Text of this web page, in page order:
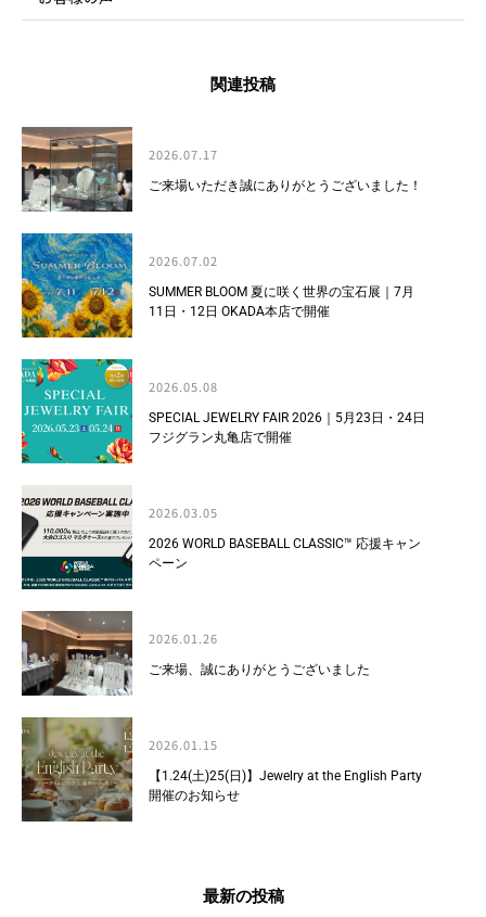
関連投稿
2026.07.17
ご来場いただき誠にありがとうございました！
2026.07.02
SUMMER BLOOM 夏に咲く世界の宝石展｜7月
11日・12日 OKADA本店で開催
2026.05.08
SPECIAL JEWELRY FAIR 2026｜5月23日・24日
フジグラン丸亀店で開催
2026.03.05
2026 WORLD BASEBALL CLASSIC™ 応援キャン
ペーン
2026.01.26
ご来場、誠にありがとうございました
2026.01.15
【1.24(土)25(日)】Jewelry at the English Party
開催のお知らせ
最新の投稿